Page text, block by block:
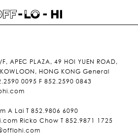
APEC PLAZA, 49 HOI YUEN ROAD,
HONG KONG General
0095 F 852.2590 0843
A Lai T 852.9806 6090
Ricko Chow T 852.9871 1725